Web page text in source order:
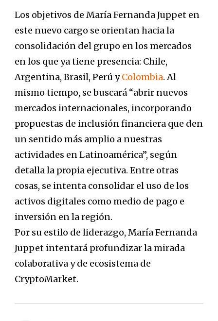
Los objetivos de María Fernanda Juppet en
este nuevo cargo se orientan hacia la
consolidación del grupo en los mercados
en los que ya tiene presencia: Chile,
Argentina, Brasil, Perú yColombia. Al
mismo tiempo, se buscará “abrir nuevos
mercados internacionales, incorporando
propuestas de inclusión financiera que den
un sentido más amplio a nuestras
actividades en Latinoamérica”, según
detalla la propia ejecutiva. Entre otras
cosas, se intenta consolidar el uso de los
activos digitales como medio de pago e
inversión en la región.
Por su estilo de liderazgo, María Fernanda
Juppet intentará profundizar la mirada
colaborativa y de ecosistema de
CryptoMarket.